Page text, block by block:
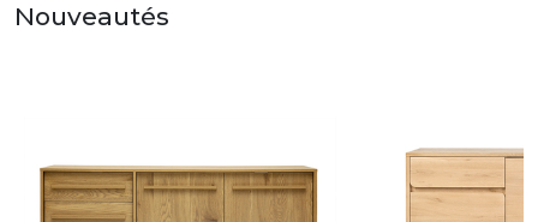
Nouveautés